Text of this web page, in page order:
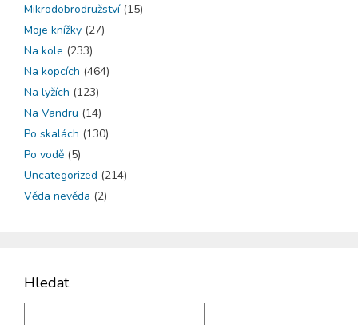
Mikrodobrodružství(15)
Moje knížky (27)
Na kole (233)
Na kopcích (464)
Na lyžích (123)
Na Vandru (14)
Po skalách (130)
Po vodě (5)
Uncategorized (214)
Věda nevěda (2)
Hledat